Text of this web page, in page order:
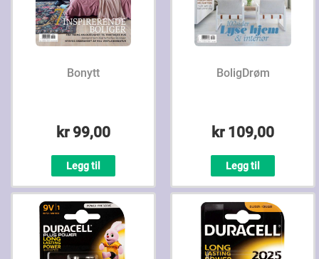
Bonytt
kr 99,00
Legg til
BoligDrøm
kr 109,00
Legg til